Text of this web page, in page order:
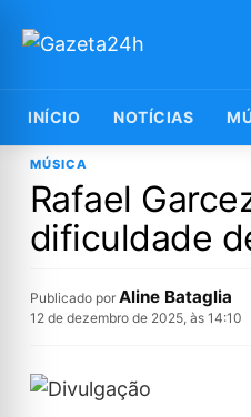
INÍCIO NOTÍCIAS
MÚSICA
Rafael
dificuldade
Publicado por Aline Bataglia
12 de dezembro de 2025, às 14:10